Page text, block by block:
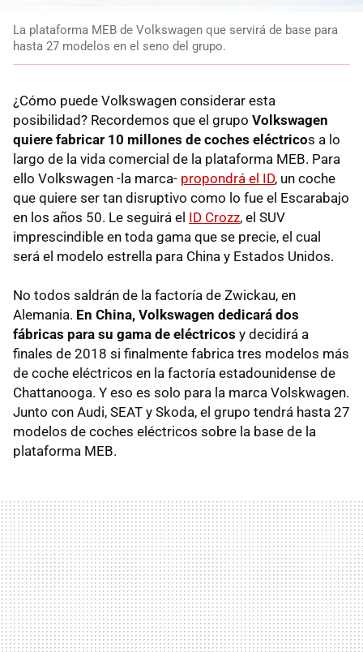
La plataforma MEB de Volkswagen que servirá de base para
hasta 27 modelos en el seno del grupo.
¿Cómo puede Volkswagen considerar esta
posibilidad? Recordemos que el grupo Volkswagen
quiere fabricar 10 millones de coches eléctricos a lo
largo de la vida comercial de la plataforma MEB. Para
ello Volkswagen -la marca- propondrá el ID, un coche
que quiere ser tan disruptivo como lo fue el Escarabajo
en los años 50. Le seguirá el ID Crozz, el SUV
imprescindible en toda gama que se precie, el cual
será el modelo estrella para China y Estados Unidos.
No todos saldrán de la factoría de Zwickau, en
Alemania. En China, Volkswagen dedicará dos
fábricas para su gama de eléctricos y decidirá a
finales de 2018 si finalmente fabrica tres modelos más
de coche eléctricos en la factoría estadounidense de
Chattanooga. Y eso es solo para la marca Volskwagen.
Junto con Audi, SEAT y Skoda, el grupo tendrá hasta 27
modelos de coches eléctricos sobre la base de la
plataforma MEB.